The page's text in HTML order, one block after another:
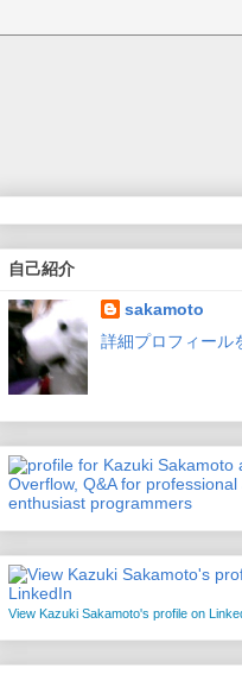
自己紹介
sakamoto
詳細プロフィール
View Kazuki Sakamoto's profile on